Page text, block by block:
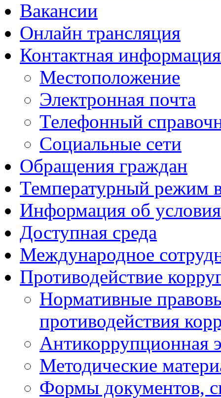
Вакансии
Онлайн трансляция
Контактная информация
Местоположение
Электронная почта
Телефонный
Социальные сети
Обращения граждан
Температурный режим
Информация об
Доступная среда
Международное
Противодействие
Нормативные
противодействия
Антикоррупционная
Методические
Формы документов,